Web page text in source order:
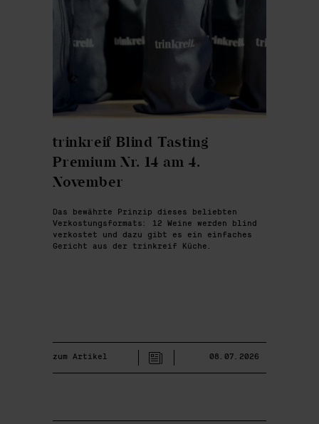
trinkreif Blind Tasting
Premium Nr. 14 am 4.
November
Das bewährte Prinzip dieses beliebten
Verkostungsformats: 12 Weine werden blind
verkostet und dazu gibt es ein einfaches
Gericht aus der trinkreif Küche.
zum Artikel 08.07.2026